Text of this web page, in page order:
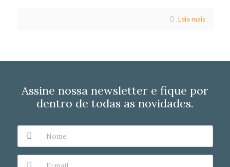
Leia mais
Assine nossa newsletter e fique por
dentro de todas as novidades.